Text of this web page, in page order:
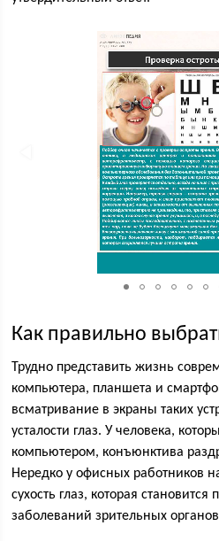
Как правильно
Трудно представить жизнь
компьютера, планшета и
всматривание в экраны таких
усталости глаз. У человека,
компьютером, конъюнктива
Нередко у офисных работников
сухость глаз, которая
заболеваний зрительных